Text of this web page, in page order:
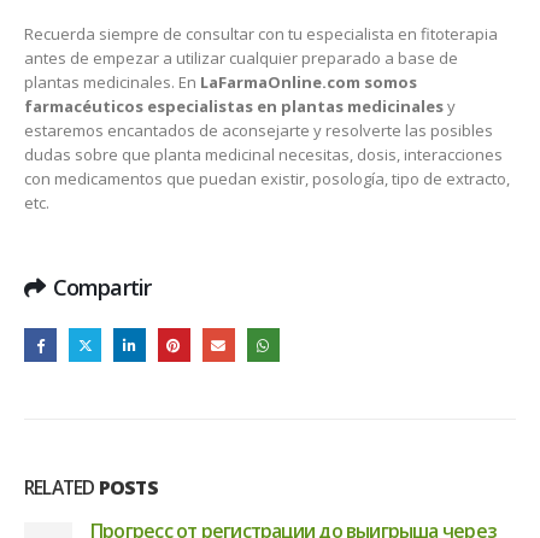
Recuerda siempre de consultar con tu especialista en fitoterapia
antes de empezar a utilizar cualquier preparado a base de
plantas medicinales. En LaFarmaOnline.com somos
farmacéuticos especialistas en plantas medicinalesy
estaremos encantados de aconsejarte y resolverte las posibles
dudas sobre que planta medicinal necesitas, dosis, interacciones
con medicamentos que puedan existir, posología, tipo de extracto,
etc.
Compartir
RELATED POSTS
Sicheres Spielen und schnelle Auszahlungen: Dein